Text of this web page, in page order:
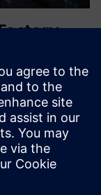
integracijo med
v
komunikacijo